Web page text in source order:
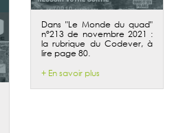
Dans "Le Monde du quad"
n°213 de novembre 2021 :
la rubrique du Codever, à
lire page 80.
+ En savoir plus